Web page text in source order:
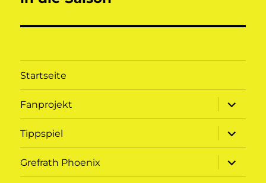
Startseite
Fanprojekt
öffnen
Tippspiel
öffnen
Grefrath Phoenix
öffnen